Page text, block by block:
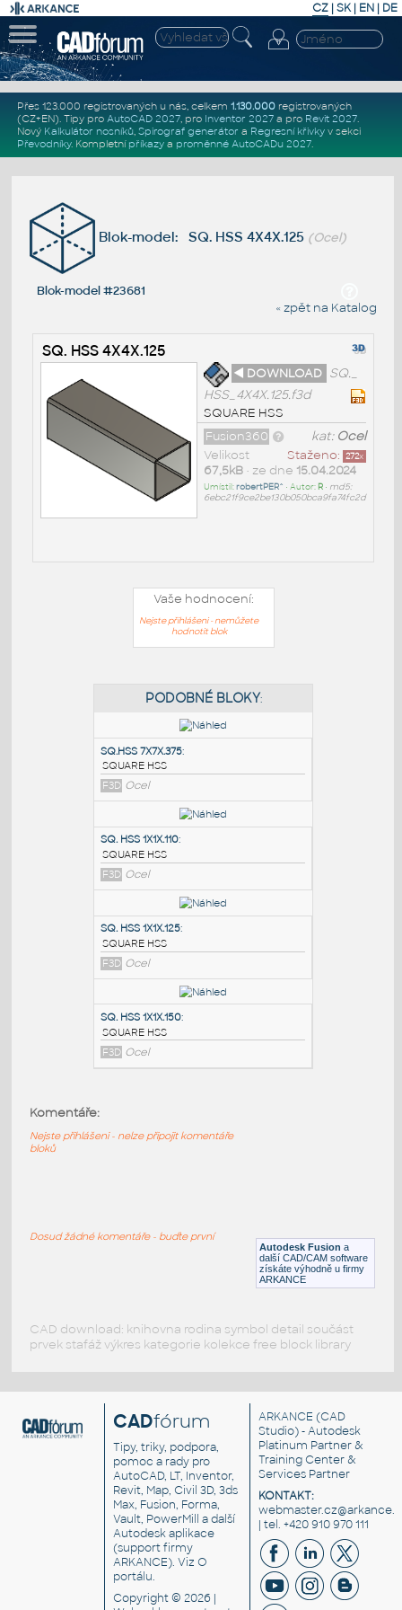
CZ | SK| EN | DE
Přes 123.000 registrovaných u nás, celkem 1.130.000registrovaných
(CZ+EN). Tipy pro AutoCAD 2027, pro Inventor 2027a pro Revit 2027.
Nový Kalkulátor nosníků, Spirograf generátor a Regresní křivkyv sekci
Převodníky. Kompletní příkazya proměnné AutoCADu 2027.
Blok-model: SQ. HSS 4X4X.125 (Ocel)
Blok-model #23681
« zpět na Katalog
SQ. HSS 4X4X.125
◄ DOWNLOAD SQ._
HSS_4X4X.125.f3d
SQUARE HSS
kat: Ocel
Fusion360
Staženo: 272x
Velikost
67,5kB• ze dne 15.04.2024
Umístil:robertPER^ • Autor: R• md5:
6ebc21f9ce2be130b050bca9fa74fc2d
Vaše hodnocení:
Nejste přihlášeni - nemůžete
hodnotit blok
PODOBNÉ BLOKY
SQ.HSS 7X7X.375
SQUARE HSS
F3D Ocel
SQ. HSS 1X1X.110:
SQUARE HSS
F3D Ocel
F3D Ocel
F3D Ocel
Autodesk Fusion a
další CAD/CAM software
získáte výhodně u firmy
ARKANCE
Komentáře:
Nejste přihlášeni - nelze připojit komentáře
bloků
Dosud žádné komentáře - buďte první
CAD download: knihovna rodina symbol detail součást
prvek stafáž výkres kategorie kolekce free block library
CADfórum
Tipy, triky, podpora,
pomoc a rady pro
AutoCAD, LT, Inventor,
Revit, Map, Civil 3D, 3ds
Max, Fusion, Forma,
Vault, PowerMill a další
Autodesk aplikace
(support firmy
ARKANCE). VizO
portálu.
Copyright © 2026 |
ARKANCE (CAD
Studio) - Autodesk
Platinum Partner &
Training Center &
Services Partner
KONTAKT:
| tel. +420 910 970 111